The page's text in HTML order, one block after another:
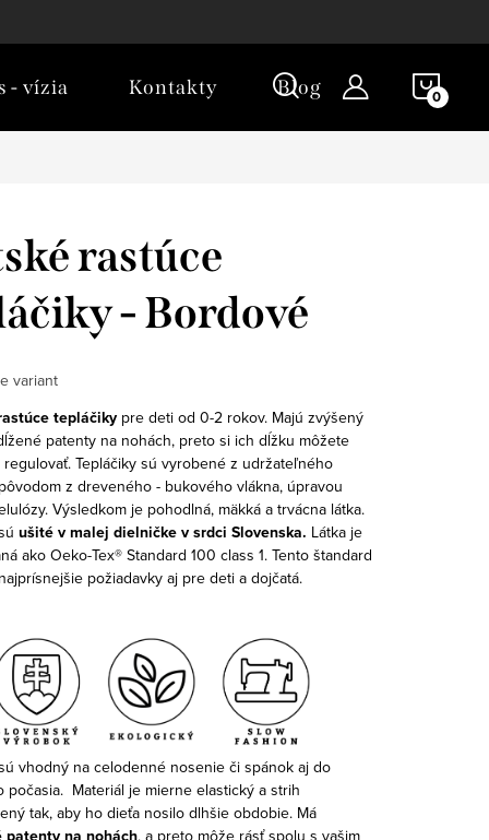
- vízia Kontakty Blog
rastúce
- Bordové
variant
tepláčikypre deti od 0-2 rokov. Majú zvýšený
patenty na nohách, preto si ich dĺžku môžete
Tepláčiky sú vyrobené z udržateľného
z dreveného - bukového vlákna, úpravou
Výsledkom je pohodlná, mäkká a trvácna látka.
ušité v malej dielničke v srdci Slovenska. Látka je
ako Oeko-Tex® Standard 100 class 1. Tento štandard
požiadavky aj pre deti a dojčatá.
vhodný na celodenné nosenie či spánok aj do
počasia. Materiál je mierne elastický a strih
tak, aby ho dieťa nosilo dlhšie obdobie. Má
, a preto môže rásť spolu s vašim